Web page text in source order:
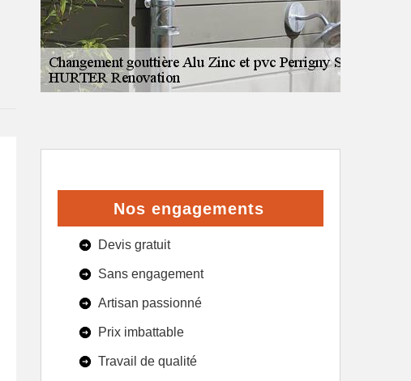
Nos engagements
Devis gratuit
Sans engagement
Artisan passionné
Prix imbattable
Travail de qualité